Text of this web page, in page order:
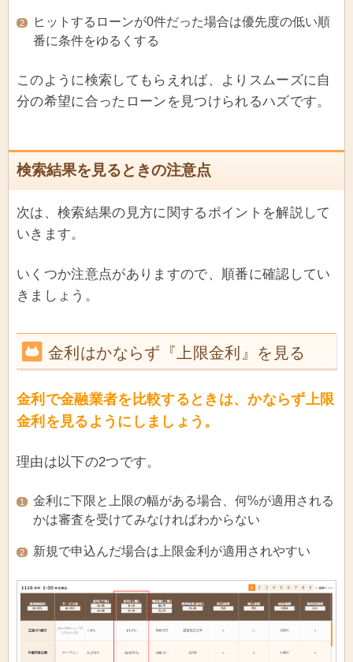
2
ヒットするローンが0件だった場合は優先度の低い順
番に条件をゆるくする
このように検索してもらえれば、よりスムーズに自
分の希望に合ったローンを見つけられるハズです。
検索結果を見るときの注意点
次は、検索結果の見方に関するポイントを解説して
いきます。
いくつか注意点がありますので、順番に確認してい
きましょう。
金利はかならず『上限金利』を見る
金利で金融業者を比較するときは、かならず上限
金利を見るようにしましょう。
理由は以下の2つです。
1
金利に下限と上限の幅がある場合、何%が適用される
かは審査を受けてみなければわからない
2 新規で申込んだ場合は上限金利が適用されやすい